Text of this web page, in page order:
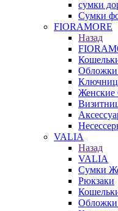
сумки
Сумки
FIORAMORE
Назад
Обложки
Женские
VALIA
Назад
VALIA
Сумки
Рюкзаки
Обложки